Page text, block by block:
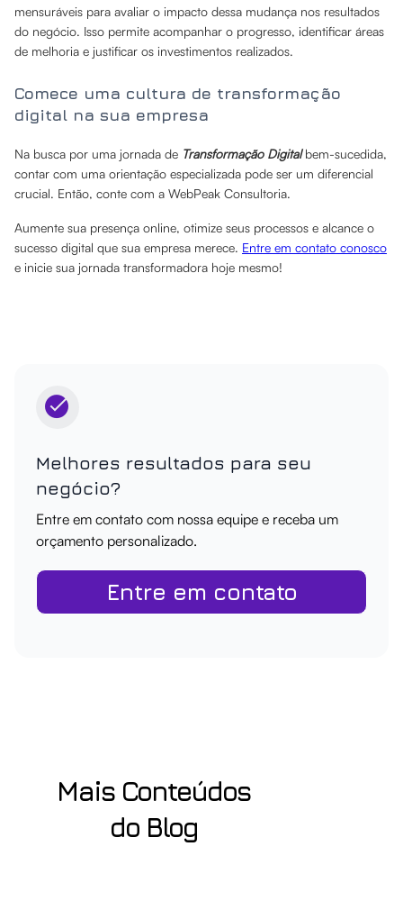
mensuráveis para avaliar o impacto dessa mudança nos resultados
do negócio. Isso permite acompanhar o progresso, identificar áreas
de melhoria e justificar os investimentos realizados.
Comece uma cultura de transformação
digital na sua empresa
Na busca por uma jornada de Transformação Digitalbem-sucedida,
contar com uma orientação especializada pode ser um diferencial
crucial. Então, conte com a WebPeak Consultoria.
Aumente sua presença online, otimize seus processos e alcance o
sucesso digital que sua empresa merece. Entre em contato conosco
e inicie sua jornada transformadora hoje mesmo!
Melhores resultados para seu
negócio?
Entre em contato com nossa equipe e receba um
orçamento personalizado.
Entre em contato
Mais Conteúdos
do Blog